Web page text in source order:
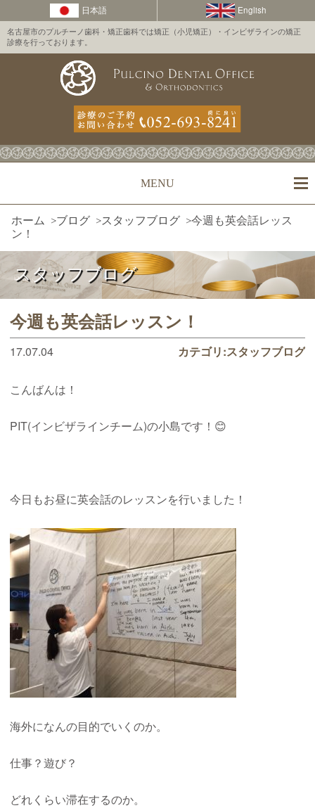
名古屋市のプルチーノ歯科・矯正歯科では矯正（小児矯正）・インビザラインの矯正
診療を行っております。
MENU
ホーム >ブログ >スタッフブログ >今週も英会話レッス
ン！
スタッフブログ
今週も英会話レッスン！
17.07.04 カテゴリ:スタッフブログ
こんばんは！
PIT(インビザラインチーム)の小島です！😊
今日もお昼に英会話のレッスンを行いました！
海外になんの目的でいくのか。
仕事？遊び？
どれくらい滞在するのか。